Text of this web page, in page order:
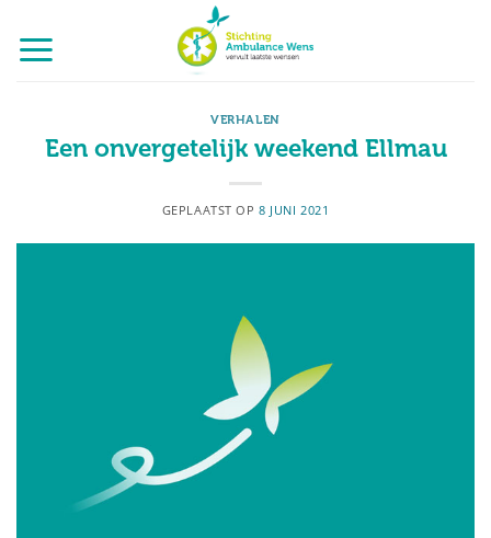
naar
inhoud
VERHALEN
Een onvergetelijk weekend Ellmau
GEPLAATST OP8 JUNI 2021